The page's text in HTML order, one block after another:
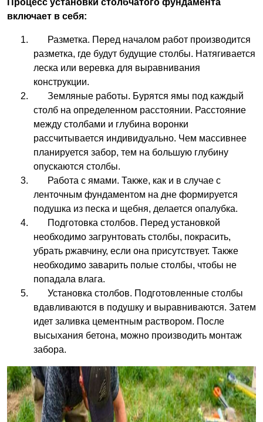
включает в себя:
Разметка. Перед началом работ производится
разметка, где будут будущие столбы. Натягивается
леска или веревка для выравнивания
конструкции.
Земляные работы. Бурятся ямы под каждый
столб на определенном расстоянии. Расстояние
между столбами и глубина воронки
рассчитывается индивидуально. Чем массивнее
планируется забор, тем на большую глубину
опускаются столбы.
Работа с ямами. Также, как и в случае с
ленточным фундаментом на дне формируется
подушка из песка и щебня, делается опалубка.
Подготовка столбов. Перед установкой
необходимо загрунтовать столбы, покрасить,
убрать ржавчину, если она присутствует. Также
необходимо заварить полые столбы, чтобы не
попадала влага.
Установка столбов. Подготовленные столбы
вдавливаются в подушку и выравниваются. Затем
идет заливка цементным раствором. После
высыхания бетона, можно производить монтаж
забора.